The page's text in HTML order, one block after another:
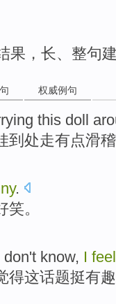
果，长、整句
权威例句
this doll
到处走有点滑
.
笑。
don't know, I feel
得这话题挺有趣